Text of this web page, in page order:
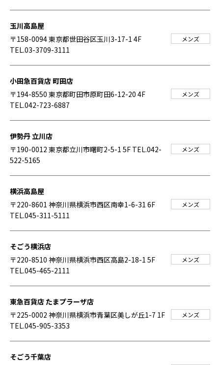
玉川高島屋
〒158-0094 東京都世田谷区玉川3-17-1 4F
TEL.03-3709-3111
メンズ
小田急百貨店 町田店
〒194-8550 東京都町田市原町田6-12-20 4F
TEL.042-723-6887
メンズ
伊勢丹 立川店
〒190-0012 東京都立川市曙町2-5-1 5F TEL.042-
522-5165
メンズ
横浜高島屋
〒220-8601 神奈川県横浜市西区南幸1-6-31 6F
TEL.045-311-5111
メンズ
そごう横浜店
〒220-8510 神奈川県横浜市西区高島2-18-1 5F
TEL.045-465-2111
メンズ
東急百貨店 たまプラーザ店
〒225-0002 神奈川県横浜市青葉区美しが丘1-7 1F
TEL.045-905-3353
メンズ
そごう千葉店